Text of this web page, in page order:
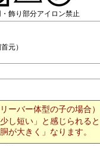
飾り部分アイロン禁止
元）
ーバー体型の子の場合）
し短い」と感じられる
が大きく」なります。